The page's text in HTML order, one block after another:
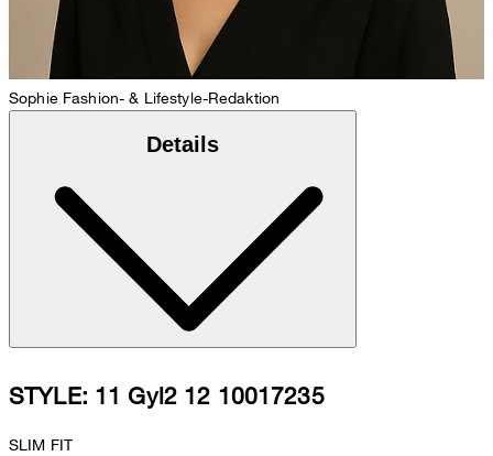
Sophie Fashion- & Lifestyle-Redaktion
Details
STYLE: 11 Gyl2 12 10017235
SLIM FIT